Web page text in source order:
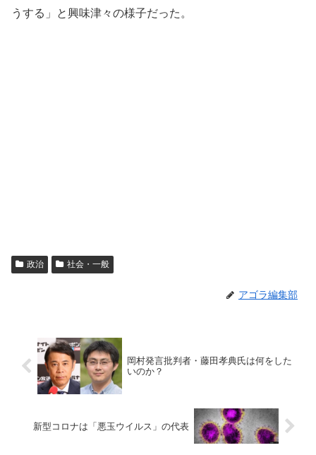
うする」と興味津々の様子だった。
政治 社会・一般
アゴラ編集部
岡村発言批判者・藤田孝典氏は何をした
いのか？
新型コロナは「悪玉ウイルス」の代表